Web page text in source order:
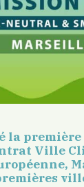
la
Ville